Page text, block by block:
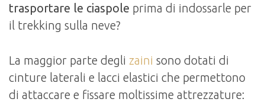
trasportare le ciaspole prima di indossarle per
il trekking sulla neve?
La maggior parte degli zaini sono dotati di
cinture laterali e lacci elastici che permettono
di attaccare e fissare moltissime attrezzature: